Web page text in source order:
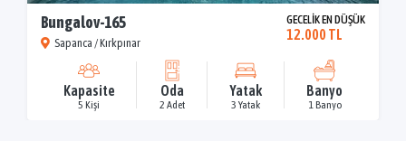
Bungalov-165
Sapanca / Kırkpınar
GECELİK EN DÜŞÜK
12.000 TL
Kapasite
5 Kişi
Oda
2 Adet
Yatak
3 Yatak
Banyo
1 Banyo